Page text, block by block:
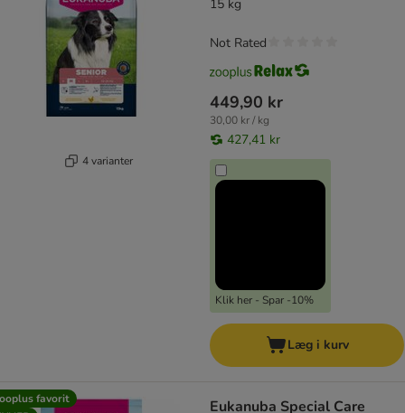
4 varianter
15 kg
449,90 kr
30,00 kr / kg
427,41 kr
Klik her - Spar -10%
Not Rated
Læg i kurv
favorit
Eukanuba Special Care